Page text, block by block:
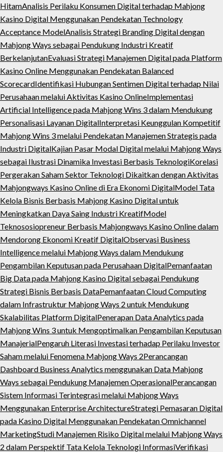
HitamAnalisis Perilaku Konsumen Digital terhadap Mahjong
Kasino Digital Menggunakan Pendekatan Technology
Acceptance ModelAnalisis Strategi Branding Digital dengan
Mahjong Ways sebagai Pendukung Industri Kreatif
BerkelanjutanEvaluasi Strategi Manajemen Digital pada Platform
Kasino Online Menggunakan Pendekatan Balanced
ScorecardIdentifikasi Hubungan Sentimen Digital terhadap Nilai
Perusahaan melalui Aktivitas Kasino OnlineImplementasi
Artificial Intelligence pada Mahjong Wins 3 dalam Mendukung
Personalisasi Layanan DigitalInterpretasi Keunggulan Kompetitif
Mahjong Wins 3 melalui Pendekatan Manajemen Strategis pada
Industri DigitalKajian Pasar Modal Digital melalui Mahjong Ways
sebagai Ilustrasi Dinamika Investasi Berbasis TeknologiKorelasi
Pergerakan Saham Sektor Teknologi Dikaitkan dengan Aktivitas
Mahjongways Kasino Online di Era Ekonomi DigitalModel Tata
Kelola Bisnis Berbasis Mahjong Kasino Digital untuk
Meningkatkan Daya Saing Industri KreatifModel
Teknososiopreneur Berbasis Mahjongways Kasino Online dalam
Mendorong Ekonomi Kreatif DigitalObservasi Business
Intelligence melalui Mahjong Ways dalam Mendukung
Pengambilan Keputusan pada Perusahaan DigitalPemanfaatan
Big Data pada Mahjong Kasino Digital sebagai Pendukung
Strategi Bisnis Berbasis DataPemanfaatan Cloud Computing
dalam Infrastruktur Mahjong Ways 2 untuk Mendukung
Skalabilitas Platform DigitalPenerapan Data Analytics pada
Mahjong Wins 3 untuk Mengoptimalkan Pengambilan Keputusan
ManajerialPengaruh Literasi Investasi terhadap Perilaku Investor
Saham melalui Fenomena Mahjong Ways 2Perancangan
Dashboard Business Analytics menggunakan Data Mahjong
Ways sebagai Pendukung Manajemen OperasionalPerancangan
Sistem Informasi Terintegrasi melalui Mahjong Ways
Menggunakan Enterprise ArchitectureStrategi Pemasaran Digital
pada Kasino Digital Menggunakan Pendekatan Omnichannel
MarketingStudi Manajemen Risiko Digital melalui Mahjong Ways
2 dalam Perspektif Tata Kelola Teknologi InformasiVerifikasi